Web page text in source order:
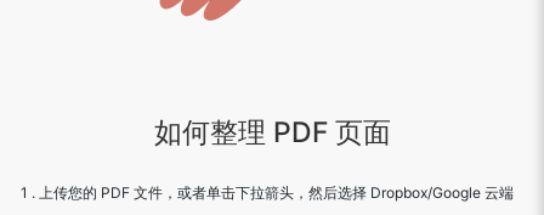
如何整理 PDF 页面
1 . 上传您的 PDF 文件，或者单击下拉箭头，然后选择 Dropbox/Google 云端